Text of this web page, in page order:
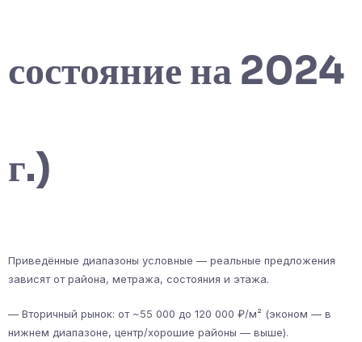
состояние на 2024
г.)
Приведённые диапазоны условные — реальные предложения
зависят от района, метража, состояния и этажа.
— Вторичный рынок: от ~55 000 до 120 000 ₽/м² (эконом — в
нижнем диапазоне, центр/хорошие районы — выше).